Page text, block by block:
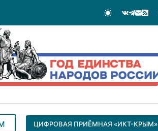
ЦИФРОВАЯ ПРИЁМНАЯ «ИКТ-КРЫМ»